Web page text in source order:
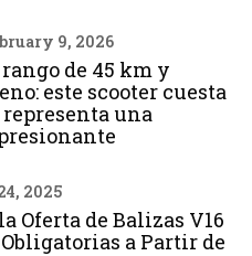
9, 2026
de 45 km y
este scooter cuesta
representa una
2025
Oferta de Balizas V16
a Partir de